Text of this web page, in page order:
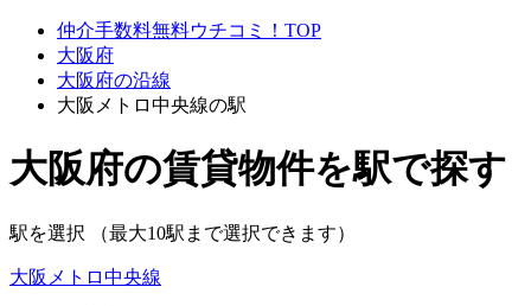
仲介手数料無料ウチコミ！TOP
大阪府
大阪府の沿線
大阪メトロ中央線の駅
大阪府の賃貸物件を駅で探す
駅を選択 （最大10駅まで選択できます）
大阪メトロ中央線